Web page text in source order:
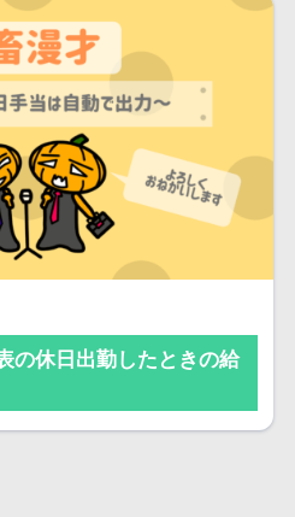
の休日出勤したときの給